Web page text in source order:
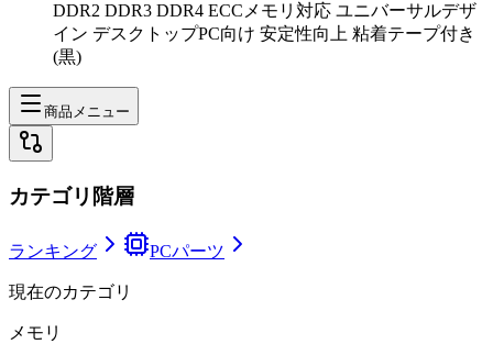
DDR2 DDR3 DDR4 ECCメモリ対応 ユニバーサルデザ
イン デスクトップPC向け 安定性向上 粘着テープ付き
(黒)
商品メニュー
カテゴリ階層
ランキング PCパーツ
現在のカテゴリ
メモリ